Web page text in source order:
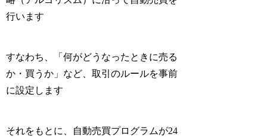
行います
すなわち、
「何がどうなったときに売る
か・買うか」など、取引のルールを事前
に設定 します
それをもとに、自動売買プログラムが24